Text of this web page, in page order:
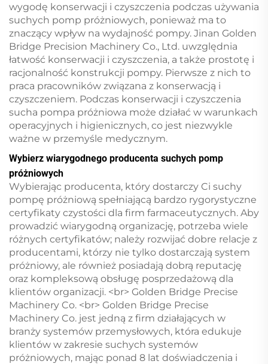
wygodę konserwacji i czyszczenia podczas używania
suchych pomp próżniowych, ponieważ ma to
znaczący wpływ na wydajność pompy. Jinan Golden
Bridge Precision Machinery Co., Ltd. uwzględnia
łatwość konserwacji i czyszczenia, a także prostotę i
racjonalność konstrukcji pompy. Pierwsze z nich to
praca pracowników związana z konserwacją i
czyszczeniem. Podczas konserwacji i czyszczenia
sucha pompa próżniowa może działać w warunkach
operacyjnych i higienicznych, co jest niezwykle
ważne w przemyśle medycznym.
Wybierz wiarygodnego producenta suchych pomp
próżniowych
Wybierając producenta, który dostarczy Ci suchy
pompę próżniową spełniającą bardzo rygorystyczne
certyfikaty czystości dla firm farmaceutycznych. Aby
prowadzić wiarygodną organizację, potrzeba wiele
różnych certyfikatów; należy rozwijać dobre relacje z
producentami, którzy nie tylko dostarczają system
próżniowy, ale również posiadają dobrą reputację
oraz kompleksową obsługę posprzedażową dla
klientów organizacji. <br> Golden Bridge Precise
Machinery Co. <br> Golden Bridge Precise
Machinery Co. jest jedną z firm działających w
branży systemów przemysłowych, która edukuje
klientów w zakresie suchych systemów
próżniowych, mając ponad 8 lat doświadczenia i